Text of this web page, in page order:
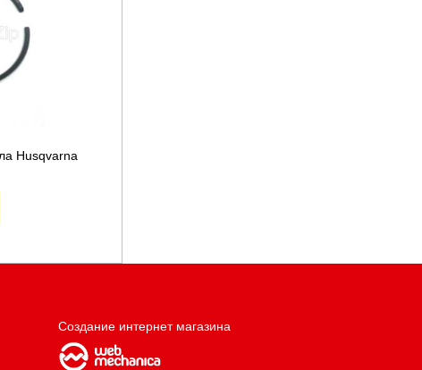
Husqvarna
Создание интернет магазина